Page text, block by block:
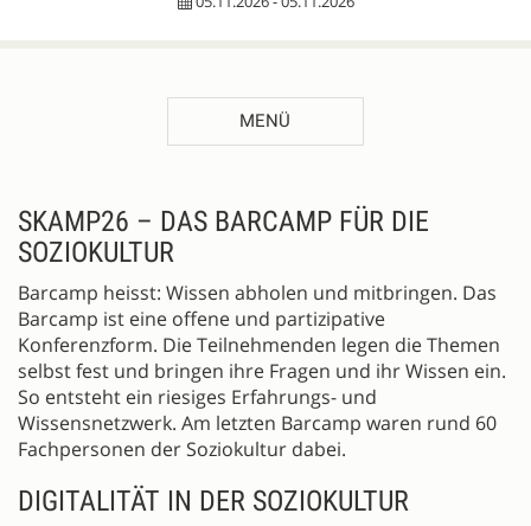
MENÜ
BESCHREIBUNG
SKAMP26 – DAS BARCAMP FÜR DIE
SOZIOKULTUR
Barcamp heisst: Wissen abholen und mitbringen. Das
Barcamp ist eine offene und partizipative
Konferenzform. Die Teilnehmenden legen die Themen
selbst fest und bringen ihre Fragen und ihr Wissen ein.
So entsteht ein riesiges Erfahrungs- und
Wissensnetzwerk. Am letzten Barcamp waren rund 60
Fachpersonen der Soziokultur dabei.
DIGITALITÄT IN DER SOZIOKULTUR